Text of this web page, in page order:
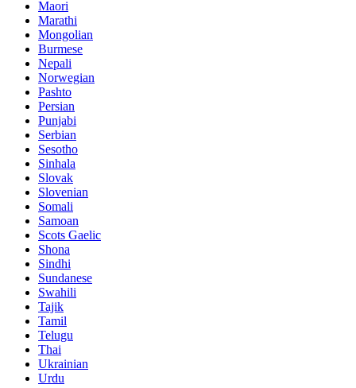
Maori
Marathi
Mongolian
Burmese
Nepali
Norwegian
Pashto
Persian
Punjabi
Serbian
Sesotho
Sinhala
Slovak
Slovenian
Somali
Samoan
Scots Gaelic
Shona
Sindhi
Sundanese
Swahili
Tajik
Tamil
Telugu
Thai
Ukrainian
Urdu